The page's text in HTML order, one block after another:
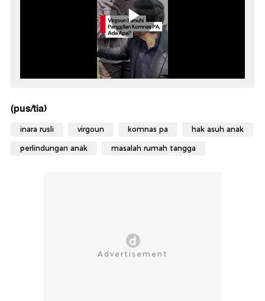
(pus/tia)
inara rusli virgoun komnas pa hak asuh anak
perlindungan anak masalah rumah tangga